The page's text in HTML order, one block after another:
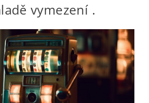
vymezení .